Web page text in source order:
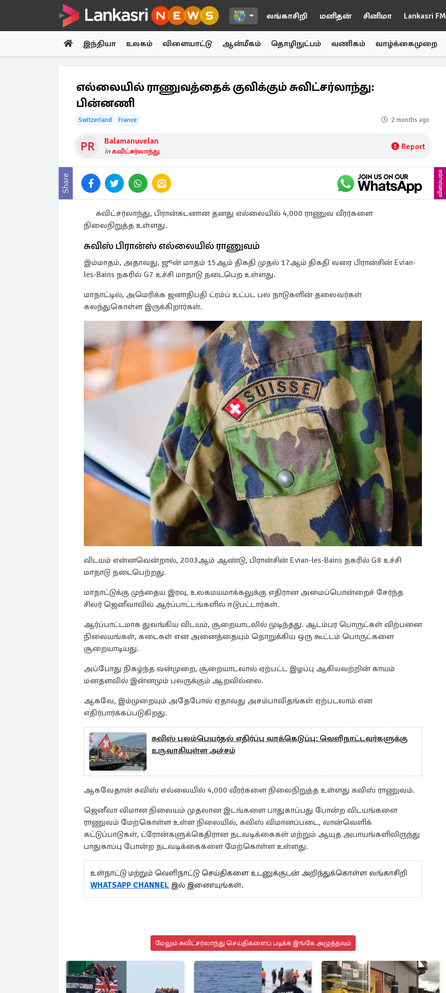
லங்காசிறி மனிதன் சினிமா Lankasri FM
இந்தியா உலகம் விளையாட்டு ஆன்மீகம் தொழிநுட்பம் வணிகம் வாழ்க்கைமுறை
எல்லையில் ராணுவத்தைக் குவிக்கும் சுவிட்சர்லாந்து:
பின்னணி
Switzerland France 2 months ago
Balamanuvelan
inசுவிட்சர்லாந்து Report
Share விளம்பரம்
சுவிட்சர்லாந்து, பிரான்சுடனான தனது எல்லையில் 4,000 ராணுவ வீரர்களை
நிலைநிறுத்த உள்ளது.
சுவிஸ் பிரான்ஸ் எல்லையில் ராணுவம்
இம்மாதம், அதாவது, ஜூன் மாதம் 15ஆம் திகதி முதல் 17ஆம் திகதி வரை பிரான்சின் Evian-
les-Bains நகரில் G7 உச்சி மாநாடு நடைபெற உள்ளது.
மாநாட்டில், அமெரிக்க ஜனாதிபதி ட்ரம்ப் உட்பட பல நாடுகளின் தலைவர்கள்
கலந்துகொள்ள இருக்கிறார்கள்.
விடயம் என்னவென்றால், 2003ஆம் ஆண்டு, பிரான்சின் Evian-les-Bains நகரில் G8 உச்சி
மாநாடு நடைபெற்றது.
மாநாட்டுக்கு முந்தைய இரவு, உலகமயமாக்கலுக்கு எதிரான அமைப்பொன்றைச் சேர்ந்த
சிலர் ஜெனீவாவில் ஆர்ப்பாட்டங்களில் ஈடுபட்டார்கள்.
ஆர்ப்பாட்டமாக துவங்கிய விடயம், சூறையாடலில் முடிந்தது. ஆடம்பர பொருட்கள் விற்பனை
நிலையங்கள், கடைகள் என அனைத்தையும் நொறுக்கிய ஒரு கூட்டம் பொருட்களை
சூறையாடியது.
அப்போது நிகழ்ந்த வன்முறை, சூறையாடலால் ஏற்பட்ட இழப்பு ஆகியவற்றின் காயம்
மனதளவில் இன்னமும் பலருக்கும் ஆறவில்லை.
ஆகவே, இம்முறையும் அதேபோல் ஏதாவது அசம்பாவிதங்கள் ஏற்படலாம் என
எதிர்பார்க்கப்படுகிறது.
சுவிஸ் புலம்பெயர்தல் எதிர்ப்பு வாக்கெடுப்பு: வெளிநாட்டவர்களுக்கு
உருவாகியுள்ள அச்சம்
ஆகவேதான் சுவிஸ் எல்லையில் 4,000 வீரர்களை நிலைநிறுத்த உள்ளது சுவிஸ் ராணுவம்.
ஜெனீவா விமான நிலையம் முதலான இடங்களை பாதுகாப்பது போன்ற விடயங்களை
ராணுவம் மேற்கொள்ள உள்ள நிலையில், சுவிஸ் விமானப்படை, வான்வெளிக்
கட்டுப்பாடுகள், ட்ரோன்களுக்கெதிரான நடவடிக்கைகள் மற்றும் ஆயுத அபாயங்களிலிருந்து
பாதுகாப்பு போன்ற நடவடிக்கைகளை மேற்கொள்ள உள்ளது.
உள்நாட்டு மற்றும் வெளிநாட்டு செய்திகளை உடனுக்குடன் அறிந்துக்கொள்ள லங்காசிறி
WHATSAPP CHANNEL இல் இணையுங்கள்.
மேலும் சுவிட்சர்லாந்து செய்திகளைப் படிக்க இங்கே அழுத்தவும்